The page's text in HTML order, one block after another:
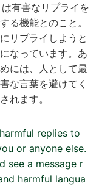
有害なリプライを
る機能とのこと。
リプライしようと
なっています。あ
には、人として最
な言葉を避けてく
れます。
replies to
or anyone else.
see a message r
harmful langua